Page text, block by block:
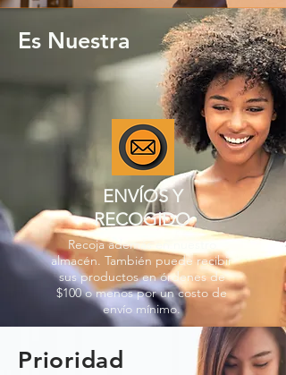
Es Nuestra
ENVÍOS Y
RECOGIDO
Recoja además en nuestro
almacén. También puede recibir
sus productos en órdenes de
$100 o menos por un costo de
envío mínimo.
Prioridad